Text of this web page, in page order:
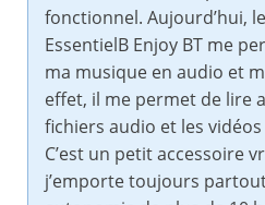
fonctionnel. Aujourd’hui,
EssentielB Enjoy BT me
ma musique en audio et
effet, il me permet de lire
fichiers audio et les
C’est un petit accessoire
j’emporte toujours